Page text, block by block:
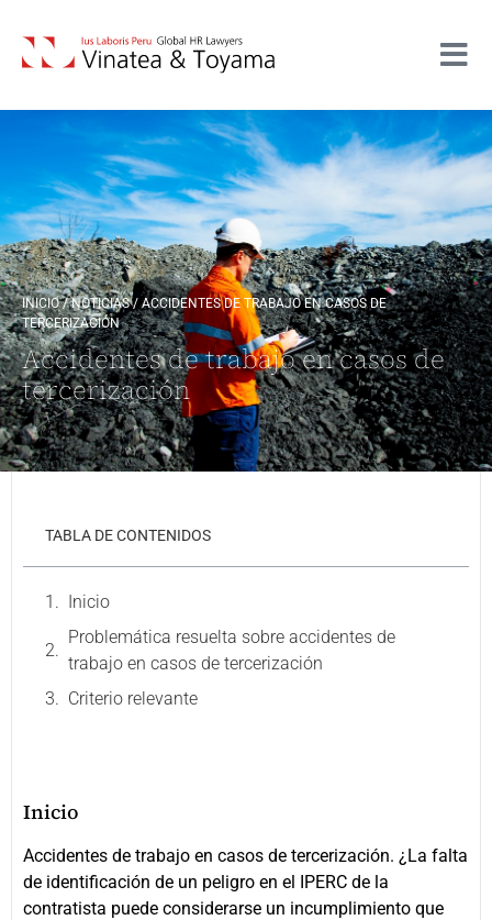
INICIO/NOTICIAS/ACCIDENTES DE TRABAJO EN CASOS DE
TERCERIZACIÓN ​
Accidentes de trabajo en casos de
tercerización ​
TABLA DE CONTENIDOS
Inicio
Problemática resuelta sobre accidentes de
trabajo en casos de tercerización
Criterio relevante
Inicio
Accidentes de trabajo en casos de tercerización. ¿La falta
de identificación de un peligro en el IPERC de la
contratista puede considerarse un incumplimiento que